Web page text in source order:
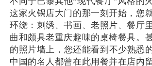
这家火锅店大门的那一刻开始，您
环绕：刺绣、书画、老照片、餐厅
曲和颇具老重庆趣味的桌椅餐具。
的照片墙上，您还能看到不少熟
中国的名人都曾在此用餐并在店内